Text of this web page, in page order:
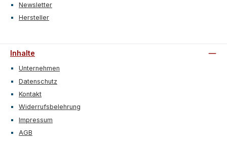
Newsletter
Hersteller
Inhalte
Unternehmen
Datenschutz
Kontakt
Widerrufsbelehrung
Impressum
AGB